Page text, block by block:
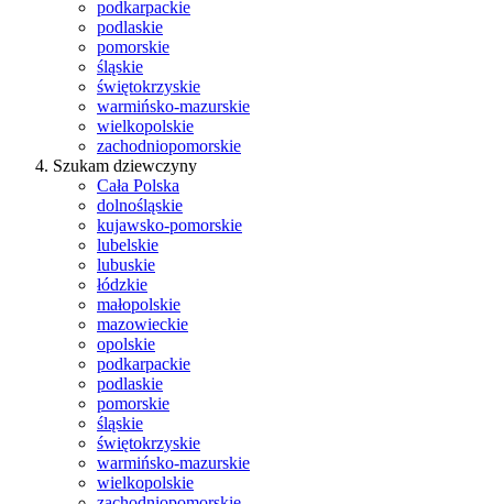
podkarpackie
podlaskie
pomorskie
śląskie
świętokrzyskie
warmińsko-mazurskie
wielkopolskie
zachodniopomorskie
Szukam dziewczyny
Cała Polska
dolnośląskie
kujawsko-pomorskie
lubelskie
lubuskie
łódzkie
małopolskie
mazowieckie
opolskie
podkarpackie
podlaskie
pomorskie
śląskie
świętokrzyskie
warmińsko-mazurskie
wielkopolskie